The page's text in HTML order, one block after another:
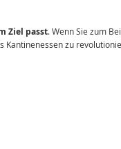
Ziel passt. Wenn Sie zum
Kantinenessen zu